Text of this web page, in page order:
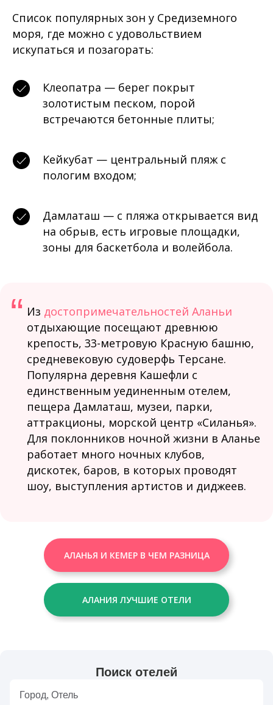
Список популярных зон у Средиземного
моря, где можно с удовольствием
искупаться и позагорать:
Клеопатра — берег покрыт
золотистым песком, порой
встречаются бетонные плиты;
Кейкубат — центральный пляж с
пологим входом;
Дамлаташ — с пляжа открывается вид
на обрыв, есть игровые площадки,
зоны для баскетбола и волейбола.
“ Из достопримечательностей Аланьи
отдыхающие посещают древнюю
крепость, 33-метровую Красную башню,
средневековую судоверфь Терсане.
Популярна деревня Кашефли с
единственным уединенным отелем,
пещера Дамлаташ, музеи, парки,
аттракционы, морской центр «Силанья».
Для поклонников ночной жизни в Аланье
работает много ночных клубов,
дискотек, баров, в которых проводят
шоу, выступления артистов и диджеев.
АЛАНИЯ ЛУЧШИЕ ОТЕЛИ
АЛАНЬЯ И КЕМЕР В ЧЕМ РАЗНИЦА